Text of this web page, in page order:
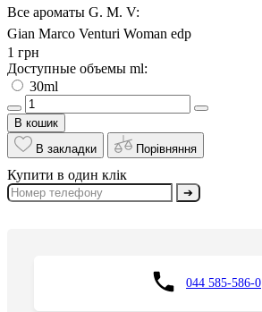
Все ароматы G. M. V:
Gian Marco Venturi Woman edp
1 грн
Доступные объемы ml:
30ml
В кошик
В закладки
Порівняння
Купити в один клік
➔
044 585-586-0